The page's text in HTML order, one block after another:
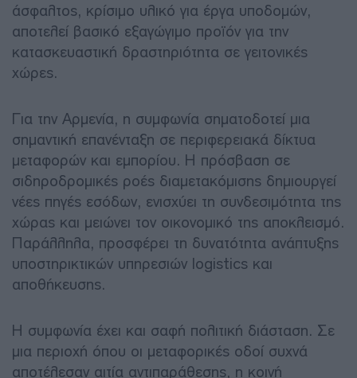
άσφαλτος, κρίσιμο υλικό για έργα υποδομών,
αποτελεί βασικό εξαγώγιμο προϊόν για την
κατασκευαστική δραστηριότητα σε γειτονικές
χώρες.
Για την Αρμενία, η συμφωνία σηματοδοτεί μια
σημαντική επανένταξη σε περιφερειακά δίκτυα
μεταφορών και εμπορίου. Η πρόσβαση σε
σιδηροδρομικές ροές διαμετακόμισης δημιουργεί
νέες πηγές εσόδων, ενισχύει τη συνδεσιμότητα της
χώρας και μειώνει τον οικονομικό της αποκλεισμό.
Παράλληλα, προσφέρει τη δυνατότητα ανάπτυξης
υποστηρικτικών υπηρεσιών logistics και
αποθήκευσης.
Η συμφωνία έχει και σαφή πολιτική διάσταση. Σε
μια περιοχή όπου οι μεταφορικές οδοί συχνά
αποτέλεσαν αιτία αντιπαράθεσης, η κοινή